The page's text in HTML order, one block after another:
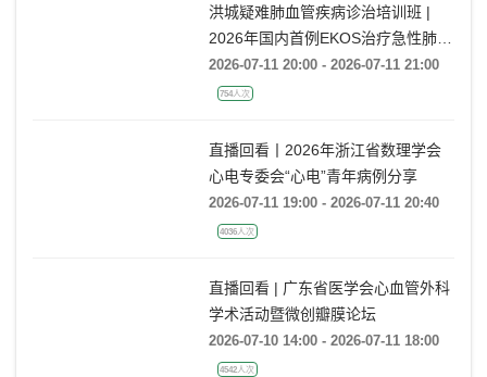
洪城疑难肺血管疾病诊治培训班 |
2026年国内首例EKOS治疗急性肺栓
塞经验分享
2026-07-11 20:00 - 2026-07-11 21:00
直播回看丨2026年浙江省数理学会
心电专委会“心电”青年病例分享
2026-07-11 19:00 - 2026-07-11 20:40
直播回看 | 广东省医学会心血管外科
学术活动暨微创瓣膜论坛
2026-07-10 14:00 - 2026-07-11 18:00